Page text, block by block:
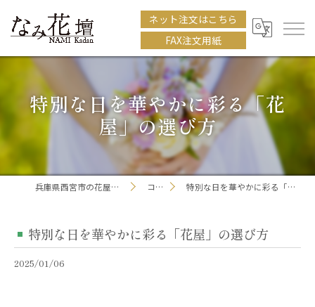
ネット注文はこちら
FAX注文用紙
特別な日を華やかに彩る「花
屋」の選び方
兵庫県西宮市の花屋ならなみ花壇 コラム 特別な日を華やかに彩る「花屋」の選び方
特別な日を華やかに彩る「花屋」の選び方
2025/01/06